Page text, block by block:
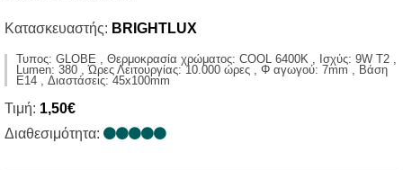
Κατασκευαστής: BRIGHTLUX
Τυπος: GLOBE , Θερμοκρασία χρώματος: COOL 6400K , Ισχύς: 9W T2 ,
Lumen: 380 , Ώρες Λειτουργίας: 10.000 ώρες , Φ αγωγού: 7mm , Βάση
E14 , Διαστάσεις: 45x100mm
Τιμή: 1,50€
Διαθεσιμότητα: